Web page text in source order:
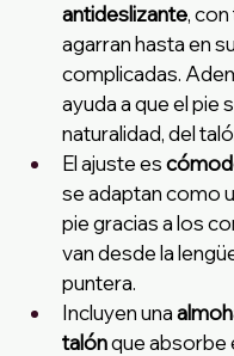
antideslizante,
agarran hasta en
complicadas.
ayuda a que el pie
naturalidad, del
El ajuste es
se adaptan como
pie gracias a los
van desde la
puntera.
Incluyen una
talón que absorbe